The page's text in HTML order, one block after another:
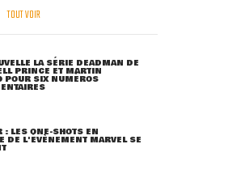
TOUT VOIR
LA SÉRIE DEADMAN DE
PRINCE ET MARTIN
POUR SIX NUMÉROS
: LES ONE-SHOTS EN
DE L'ÉVÈNEMENT MARVEL SE